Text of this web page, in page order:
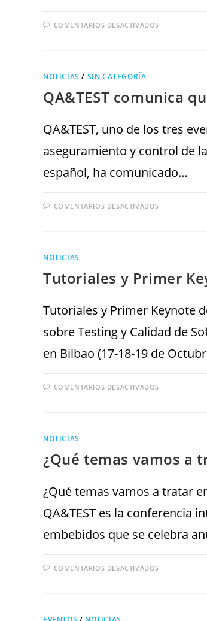
COMENTARIOS DESACTIVADOS
NOTICIAS / SIN CATEGORÍA
QA&TEST comunica
QA&TEST, uno de los tres
aseguramiento y control de
español, ha comunicado…
COMENTARIOS DESACTIVADOS
NOTICIAS
Tutoriales y Primer
Tutoriales y Primer Keynote
sobre Testing y Calidad de
en Bilbao (17-18-19 de
COMENTARIOS DESACTIVADOS
NOTICIAS
¿Qué temas vamos a
¿Qué temas vamos a tratar
QA&TEST es la conferencia
embebidos que se celebra
COMENTARIOS DESACTIVADOS